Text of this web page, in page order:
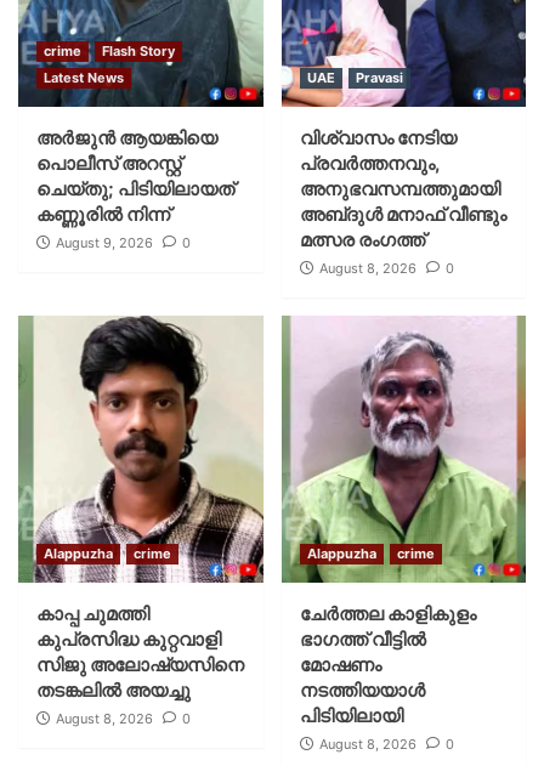
crime
Flash Story
Latest News
അർജുൻ ആയങ്കിയെ
പൊലീസ് അറസ്റ്റ്
ചെയ്‌തു; പിടിയിലായത്
കണ്ണൂരിൽ നിന്ന്
August 9, 2026 0
UAE Pravasi
വിശ്വാസം നേടിയ
പ്രവർത്തനവും,
അനുഭവസമ്പത്തുമായി
അബ്‌ദുൾ മനാഫ് വീണ്ടും
മത്സര രംഗത്ത്
August 8, 2026 0
Alappuzha crime
കാപ്പ ചുമത്തി
കുപ്രസിദ്ധ കുറ്റവാളി
സിജു അലോഷ്യസിനെ
തടങ്കലിൽ അയച്ചു
August 8, 2026 0
Alappuzha crime
ചേർത്തല കാളികുളം
ഭാഗത്ത് വീട്ടിൽ
മോഷണം
നടത്തിയയാൾ
പിടിയിലായി
August 8, 2026 0